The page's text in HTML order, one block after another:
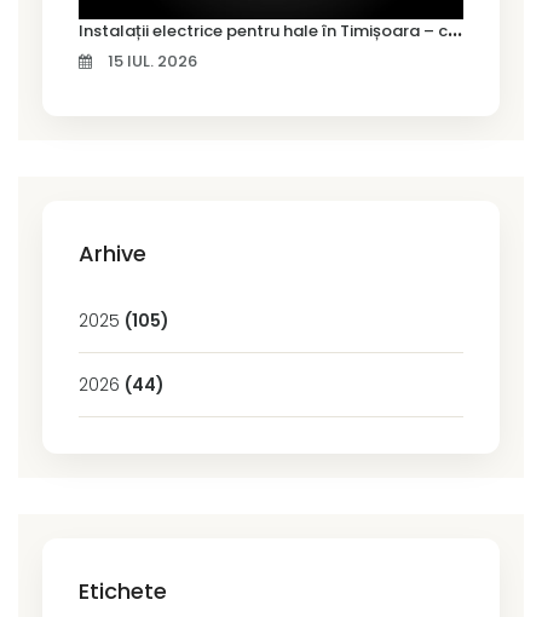
I
nstalații electrice pentru hale în Timișoara – cum alegi soluția potrivită
15 IUL. 2026
Arhive
2025 (105)
2026 (44)
Etichete